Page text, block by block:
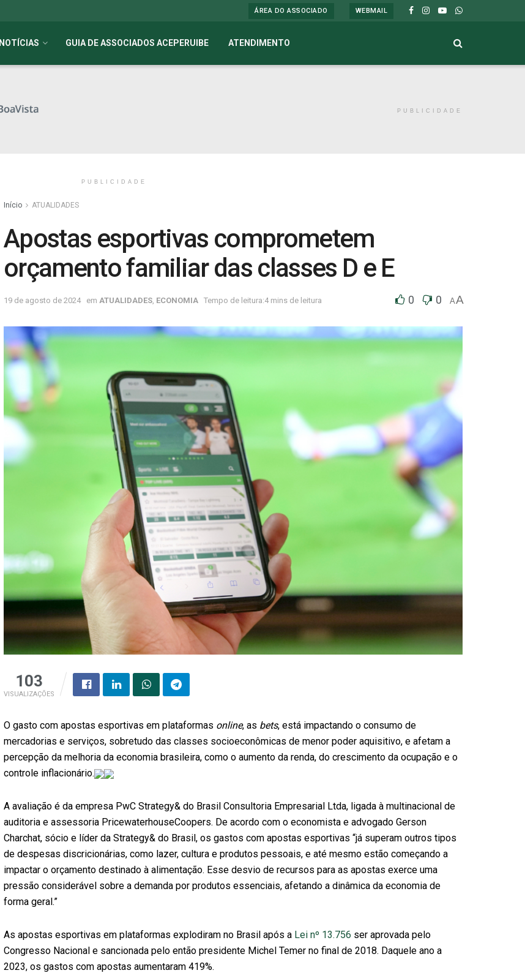
ÁREA DO ASSOCIADO WEBMAIL
NOTÍCIAS GUIA DE ASSOCIADOS ACEPERUIBE ATENDIMENTO
PUBLICIDADE
PUBLICIDADE
Início ATUALIDADES
Apostas esportivas comprometem
orçamento familiar das classes D e E
19 de agosto de 2024 em ATUALIDADES ECONOMIA Tempo de leitura:4 mins de leitura 0 0 AA
103
VISUALIZAÇÕES
O gasto com apostas esportivas em plataformas online, as bets, está impactando o consumo de
mercadorias e serviços, sobretudo das classes socioeconômicas de menor poder aquisitivo, e afetam a
percepção da melhoria da economia brasileira, como o aumento da renda, do crescimento da ocupação e o
controle inflacionário.
A avaliação é da empresa PwC Strategy& do Brasil Consultoria Empresarial Ltda, ligada à multinacional de
auditoria e assessoria PricewaterhouseCoopers. De acordo com o economista e advogado Gerson
Charchat, sócio e líder da Strategy& do Brasil, os gastos com apostas esportivas “já superam outros tipos
de despesas discricionárias, como lazer, cultura e produtos pessoais, e até mesmo estão começando a
impactar o orçamento destinado à alimentação. Esse desvio de recursos para as apostas exerce uma
pressão considerável sobre a demanda por produtos essenciais, afetando a dinâmica da economia de
forma geral.”
As apostas esportivas em plataformas explodiram no Brasil após a Lei nº 13.756 ser aprovada pelo
Congresso Nacional e sancionada pelo então presidente Michel Temer no final de 2018. Daquele ano a
2023, os gastos com apostas aumentaram 419%.